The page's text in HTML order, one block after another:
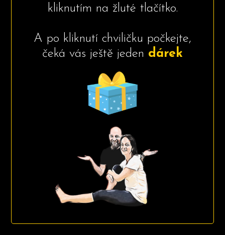
kliknutím na žluté tlačítko.
A po kliknutí chviličku počkejte,
čeká vás ještě jeden dárek